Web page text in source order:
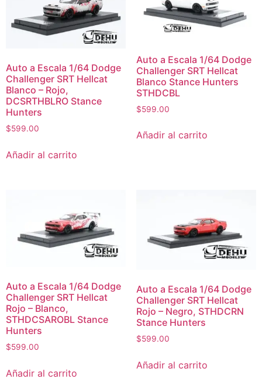
Auto a Escala 1/64 Dodge
Challenger SRT Hellcat
Blanco – Rojo,
DCSRTHBLRO Stance
Hunters
$599.00
Añadir al carrito
Auto a Escala 1/64 Dodge
Challenger SRT Hellcat
Blanco Stance Hunters
STHDCBL
$599.00
Añadir al carrito
Auto a Escala 1/64 Dodge
Challenger SRT Hellcat
Rojo – Blanco,
STHDCSAROBL Stance
Hunters
$599.00
Añadir al carrito
Auto a Escala 1/64 Dodge
Challenger SRT Hellcat
Rojo – Negro, STHDCRN
Stance Hunters
$599.00
Añadir al carrito